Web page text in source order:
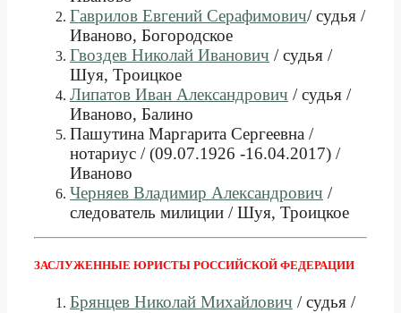
Гаврилов Евгений Серафимович/ судья /
Иваново, Богородское
Гвоздев Николай Иванович / судья /
Шуя, Троицкое
Липатов Иван Александрович / судья /
Иваново, Балино
Пашутина Маргарита Сергеевна /
нотариус / (09.07.1926 -16.04.2017) /
Иваново
Черняев Владимир Александрович /
следователь милиции / Шуя, Троицкое
ЗАСЛУЖЕННЫЕ ЮРИСТЫ РОССИЙСКОЙ ФЕДЕРАЦИИ
Брянцев Николай Михайлович / судья /